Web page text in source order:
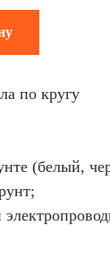
по кругу
(белый,